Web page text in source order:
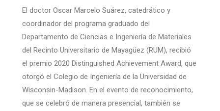
El doctor Oscar Marcelo Suárez, catedrático y
coordinador del programa graduado del
Departamento de Ciencias e Ingeniería de Materiales
del Recinto Universitario de Mayagüez (RUM), recibió
el premio 2020 Distinguished Achievement Award, que
otorgó el Colegio de Ingeniería de la Universidad de
Wisconsin-Madison. En el evento de reconocimiento,
que se celebró de manera presencial, también se